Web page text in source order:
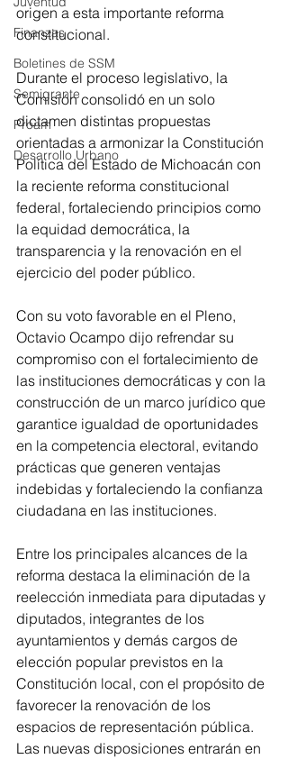
Finanzas
Boletines de SSM
Semigrante
Proam
Desarrollo Urbano
origen a esta importante reforma
constitucional.
Durante el proceso legislativo, la
Comisión consolidó en un solo
dictamen distintas propuestas
orientadas a armonizar la Constitución
Política del Estado de Michoacán con
la reciente reforma constitucional
federal, fortaleciendo principios como
la equidad democrática, la
transparencia y la renovación en el
ejercicio del poder público.
Con su voto favorable en el Pleno,
Octavio Ocampo dijo refrendar su
compromiso con el fortalecimiento de
las instituciones democráticas y con la
construcción de un marco jurídico que
garantice igualdad de oportunidades
en la competencia electoral, evitando
prácticas que generen ventajas
indebidas y fortaleciendo la confianza
ciudadana en las instituciones.
Entre los principales alcances de la
reforma destaca la eliminación de la
reelección inmediata para diputadas y
diputados, integrantes de los
ayuntamientos y demás cargos de
elección popular previstos en la
Constitución local, con el propósito de
favorecer la renovación de los
espacios de representación pública.
Las nuevas disposiciones entrarán en